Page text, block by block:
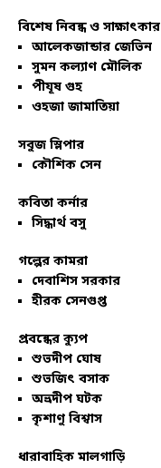
বিশেষ নিবন্ধ ও সাক্ষাৎকার
আলেকজান্ডার জেভিন
সুমন কল্যাণ মৌলিক
পীযূষ গুহ
ওহজা জামাতিয়া
সবুজ স্লিপার
কৌশিক সেন
কবিতা কর্নার
সিদ্ধার্থ বসু
গল্পের কামরা
দেবাশিস সরকার
হীরক সেনগুপ্ত
প্রবন্ধের ক্যুপ
শুভদীপ ঘোষ
শুভজিৎ বসাক
অভ্রদীপ ঘটক
কৃশাণু বিশ্বাস
ধারাবাহিক মালগাড়ি